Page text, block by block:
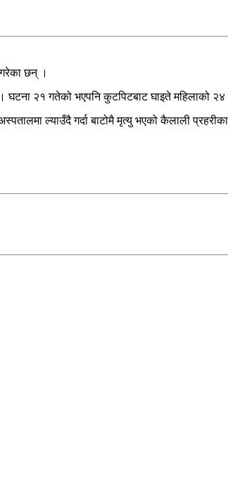
छन् ।
घटना २१ गतेको भएपनि कुटपिटबाट घाइते महिलाको
ल्याउँदै गर्दा बाटोमै मृत्यु भएको कैलाली